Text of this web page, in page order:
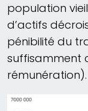
population
d’actifs
pénibilité du
suffisamment
rémunération).